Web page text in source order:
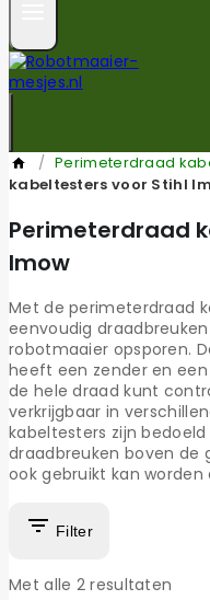
/ Perimeterdraad
kabeltesters voor Stihl
Perimeterdraad
Imow
Met de perimeterdraad
eenvoudig
robotmaaier opsporen.
heeft een zender en
de hele draad kunt
verkrijgbaar in
kabeltesters zijn
draadbreuken boven de
ook gebruikt kan worden
Filter
Met alle 2 resultaten